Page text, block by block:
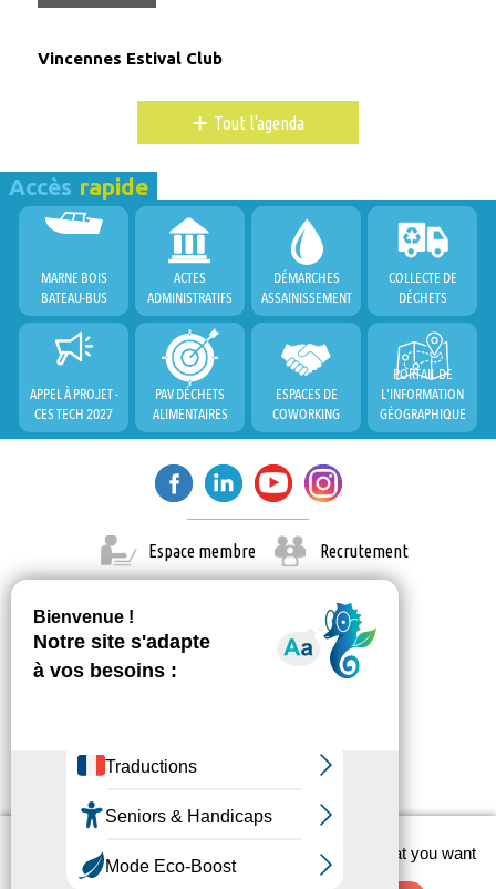
Vincennes Estival Club
+ Tout l'agenda
Accès rapide
MARNE BOIS
BATEAU-BUS
ACTES
ADMINISTRATIFS
DÉMARCHES
ASSAINISSEMENT
COLLECTE DE
DÉCHETS
APPEL À PROJET -
CES TECH 2027
PAV DÉCHETS
ALIMENTAIRES
ESPACES DE
COWORKING
PORTAIL DE
L'INFORMATION
GÉOGRAPHIQUE
Espace membre Recrutement
© Paris Est Marne & Bois 2026
Administration
Mentions légales
This site uses cookies and gives you control over what you want
to activate